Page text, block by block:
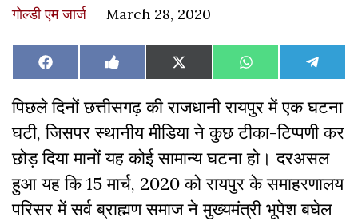
गोल्डी एम जार्ज March 28, 2020
Share
on
Facebook Share
on
Like
on
Share
on
X
(Twitter)
Share
on
WhatsAppShare
on
पिछले दिनों छत्तीसगढ़ की राजधानी रायपुर में एक घटना
घटी, जिसपर स्थानीय मीडिया ने कुछ टीका-टिप्पणी कर
छोड़ दिया मानों यह कोई सामान्य घटना हो। दरअसल
हुआ यह कि 15 मार्च, 2020 को रायपुर के समाहरणालय
परिसर में सर्व ब्राह्मण समाज ने मुख्यमंत्री भूपेश बघेल